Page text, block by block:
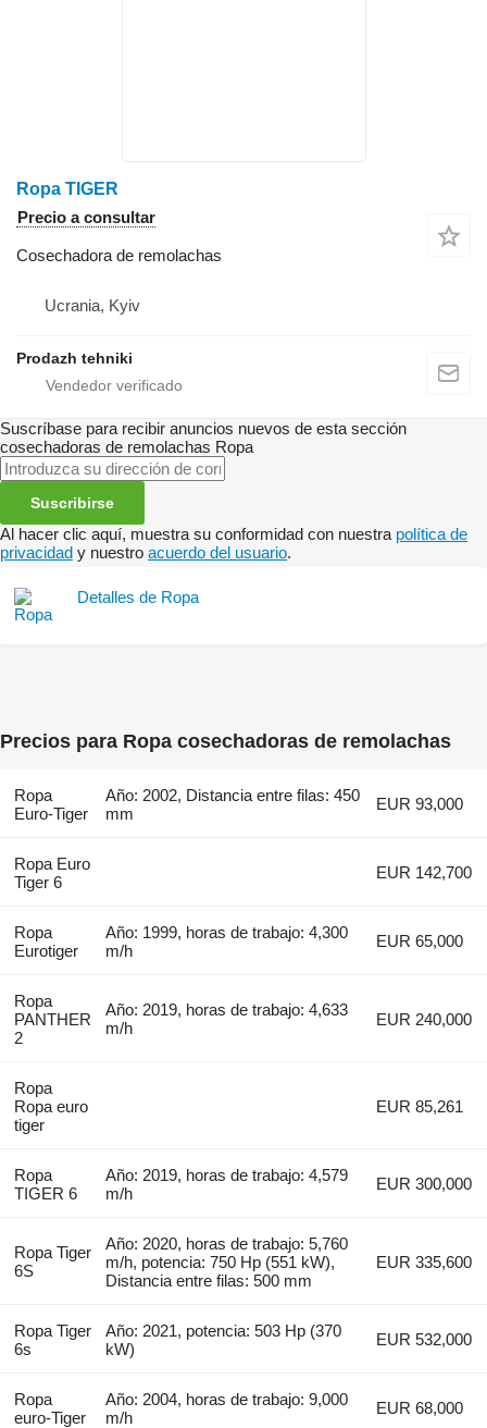
Ropa TIGER
Precio a consultar
Cosechadora de remolachas
Ucrania, Kyiv
Prodazh tehniki
Suscríbase para recibir anuncios nuevos de esta sección
cosechadoras de remolachas Ropa
Suscribirse
Al hacer clic aquí, muestra su conformidad con nuestra política de
privacidad y nuestro acuerdo del usuario.
Detalles de Ropa
Precios para Ropa cosechadoras de remolachas
Ropa
Euro-Tiger
Año: 2002, Distancia entre filas: 450
mm
EUR 93,000
Ropa Euro
Tiger 6
EUR 142,700
Ropa
Eurotiger
Año: 1999, horas de trabajo: 4,300
m/h
EUR 65,000
Ropa
PANTHER
2
Año: 2019, horas de trabajo: 4,633
m/h
EUR 240,000
Ropa
Ropa euro
tiger
EUR 85,261
Ropa
TIGER 6
Año: 2019, horas de trabajo: 4,579
m/h
EUR 300,000
Ropa Tiger
6S
Año: 2020, horas de trabajo: 5,760
m/h, potencia: 750 Hp (551 kW),
Distancia entre filas: 500 mm
EUR 335,600
Ropa Tiger
6s
Año: 2021, potencia: 503 Hp (370
kW)
EUR 532,000
Ropa
euro-Tiger
Año: 2004, horas de trabajo: 9,000
m/h
EUR 68,000